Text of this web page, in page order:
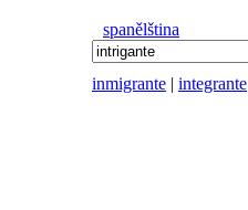
spanělština
inmigrante | integrante